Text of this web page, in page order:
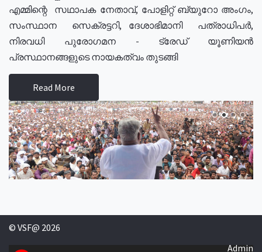
എമ്മിന്റെ സഥാപക നേതാവ്, പോളിറ്റ് ബ്യുറോ അംഗം,
സംസ്ഥാന സെക്രട്ടറി, ദേശാഭിമാനി പത്രാധിപർ,
നിരവധി പുരോഗമന - ട്രേഡ് യൂണിയൻ
പ്രസ്ഥാനങ്ങളുടെ നായകത്വം തുടങ്ങി
Read More
© VSF@ 2026
Admin